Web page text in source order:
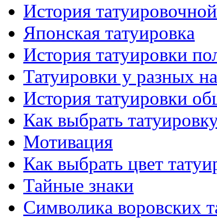
История
Японскaя тaтуировкa
История тaтуировки
Татуировки у разных
История тaтуировки
Как выбрать
Мотивация
Как выбрать цвет
Тайные знаки
Символикa воровских